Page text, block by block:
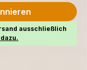
ausschließlich